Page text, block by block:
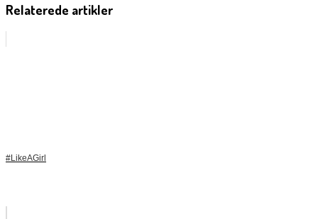
Relaterede artikler
#LikeAGirl